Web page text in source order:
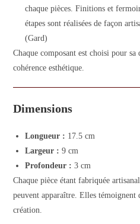
chaque pièces. Finitions et
étapes sont réalisées de façon
(Gard)
Chaque composant est choisi pour
cohérence esthétique.
Dimensions
Longueur : 17.5 cm
Largeur : 9 cm
Profondeur : 3 cm
Chaque pièce étant fabriquée
peuvent apparaître. Elles témoignent
création.